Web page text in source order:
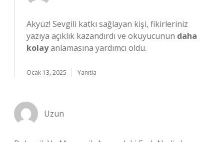
Akyüz! Sevgili katkı sağlayan kişi, fikirleriniz
yazıya açıklık kazandırdı ve okuyucunun daha
kolayanlamasına yardımcı oldu.
Ocak 13, 2025 Yanıtla
Uzun